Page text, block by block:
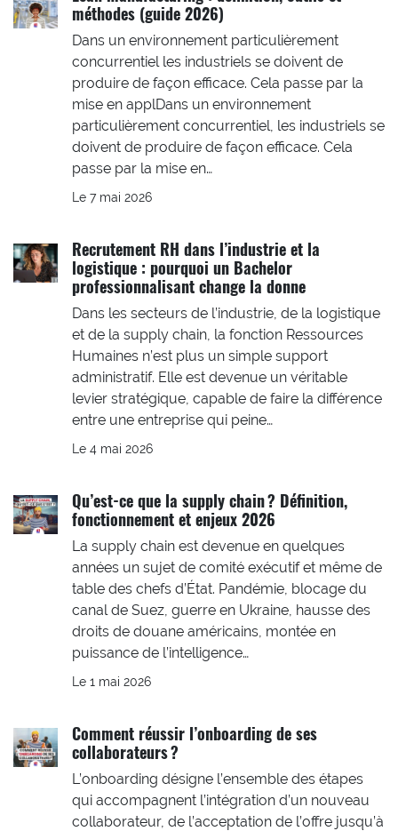
méthodes (guide 2026)
Dans un environnement particulièrement
concurrentiel les industriels se doivent de
produire de façon efficace. Cela passe par la
mise en applDans un environnement
particulièrement concurrentiel, les industriels se
doivent de produire de façon efficace. Cela
passe par la mise en…
Le 7 mai 2026
Recrutement RH dans l’industrie et la
logistique : pourquoi un Bachelor
professionnalisant change la donne
Dans les secteurs de l’industrie, de la logistique
et de la supply chain, la fonction Ressources
Humaines n’est plus un simple support
administratif. Elle est devenue un véritable
levier stratégique, capable de faire la différence
entre une entreprise qui peine…
Le 4 mai 2026
Qu’est-ce que la supply chain ? Définition,
fonctionnement et enjeux 2026
La supply chain est devenue en quelques
années un sujet de comité exécutif et même de
table des chefs d’État. Pandémie, blocage du
canal de Suez, guerre en Ukraine, hausse des
droits de douane américains, montée en
puissance de l’intelligence…
Le 1 mai 2026
Comment réussir l’onboarding de ses
collaborateurs ?
L’onboarding désigne l’ensemble des étapes
qui accompagnent l’intégration d’un nouveau
collaborateur, de l’acceptation de l’offre jusqu’à